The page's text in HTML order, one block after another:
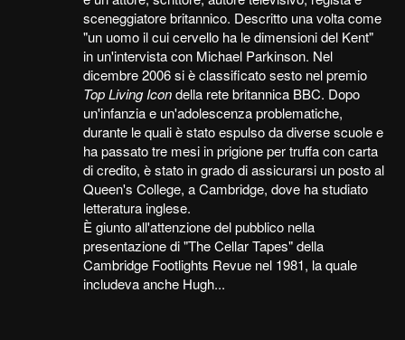
sceneggiatore britannico. Descritto una volta come
"un uomo il cui cervello ha le dimensioni del Kent"
in un'intervista con Michael Parkinson. Nel
dicembre 2006 si è classificato sesto nel premio
Top Living Icondella rete britannica BBC. Dopo
un'infanzia e un'adolescenza problematiche,
durante le quali è stato espulso da diverse scuole e
ha passato tre mesi in prigione per truffa con carta
di credito, è stato in grado di assicurarsi un posto al
Queen's College, a Cambridge, dove ha studiato
letteratura inglese.
È giunto all'attenzione del pubblico nella
presentazione di "The Cellar Tapes" della
Cambridge Footlights Revue nel 1981, la quale
includeva anche Hugh...